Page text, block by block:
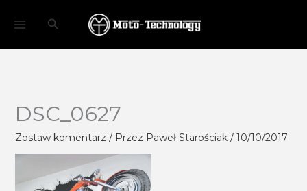
Szukaj
DSC_0627
Zostaw komentarz / Przez Paweł Starościak / 10/10/2017